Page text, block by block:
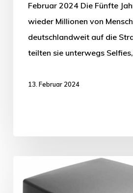
Februar 2024 Die Fünfte
wieder Millionen von
deutschlandweit auf die
teilten sie unterwegs
13. Februar 2024